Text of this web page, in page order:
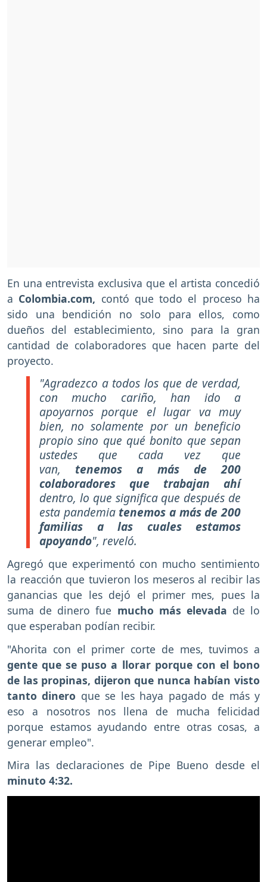
En una entrevista exclusiva que el artista concedió
a Colombia.com, contó que todo el proceso ha
sido una bendición no solo para ellos, como
dueños del establecimiento, sino para la gran
cantidad de colaboradores que hacen parte del
proyecto.
"Agradezco a todos los que de verdad,
con mucho cariño, han ido a
apoyarnos porque el lugar va muy
bien, no solamente por un beneficio
propio sino que qué bonito que sepan
ustedes que cada vez que
van, tenemos a más de 200
colaboradores que trabajan ahí
dentro, lo que significa que después de
esta pandemiatenemos a más de 200
familias a las cuales estamos
apoyando", reveló.
Agregó que experimentó con mucho sentimiento
la reacción que tuvieron los meseros al recibir las
ganancias que les dejó el primer mes, pues la
suma de dinero fue mucho más elevada de lo
que esperaban podían recibir.
"Ahorita con el primer corte de mes, tuvimos a
gente que se puso a llorar porque con el bono
de las propinas, dijeron que nunca habían visto
tanto dinero que se les haya pagado de más y
eso a nosotros nos llena de mucha felicidad
porque estamos ayudando entre otras cosas, a
generar empleo".
Mira las declaraciones de Pipe Bueno desde el
minuto 4:32.